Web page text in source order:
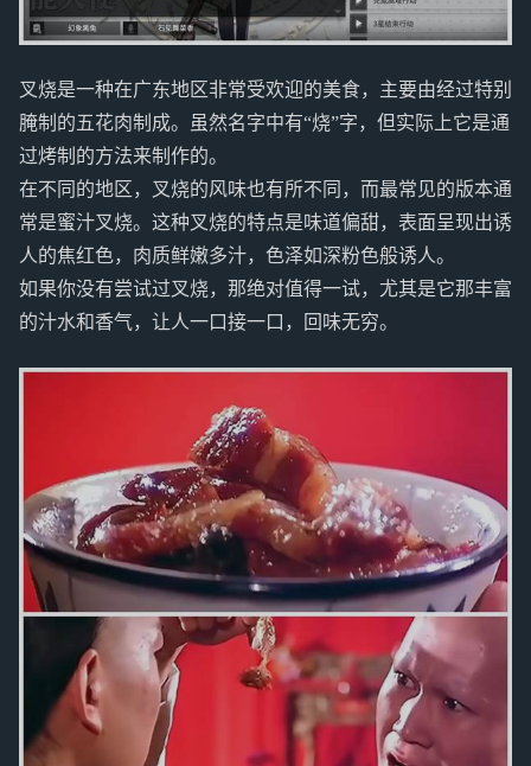
叉烧是一种在广东地区非常受欢迎的美食，主要由经过特别
腌制的五花肉制成。虽然名字中有“烧”字，但实际上它是通
过烤制的方法来制作的。
在不同的地区，叉烧的风味也有所不同，而最常见的版本通
常是蜜汁叉烧。这种叉烧的特点是味道偏甜，表面呈现出诱
人的焦红色，肉质鲜嫩多汁，色泽如深粉色般诱人。
如果你没有尝试过叉烧，那绝对值得一试，尤其是它那丰富
的汁水和香气，让人一口接一口，回味无穷。